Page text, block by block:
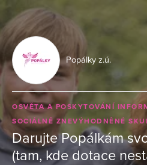
Popálky z.ú.
OSVĚTA A POSKYTOVÁNÍ
SOCIÁLNĚ ZNEVÝHODNĚNÉ
Darujte Popálkám
(tam, kde dotace